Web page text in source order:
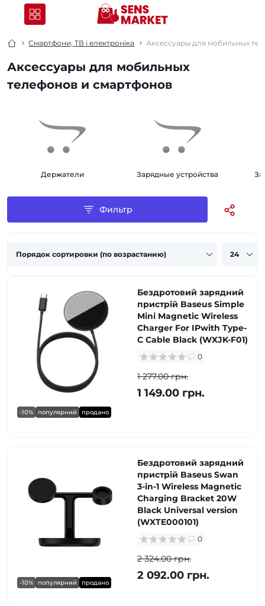
Смартфони, ТВ і електроніка Аксессуары для мобильных
Аксессуары для мобильных
телефонов и смартфонов
Держатели Зарядные устройства
Фильтр
-10% популярний продано
Бездротовий зарядний
пристрій Baseus Simple
Mini Magnetic Wireless
Charger For IPwith Type-
C Cable Black (WXJK-F01)
0
1 277.00 грн.
1 149.00 грн.
-10% популярний продано
Бездротовий зарядний
пристрій Baseus Swan
3-in-1 Wireless Magnetic
Charging Bracket 20W
Black Universal version
(WXTE000101)
0
2 324.00 грн.
2 092.00 грн.